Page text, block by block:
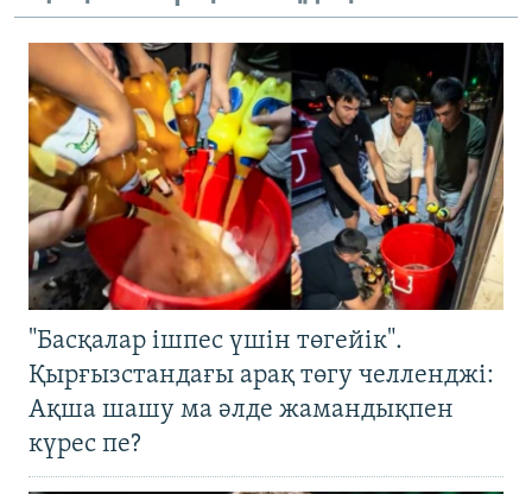
"Басқалар ішпес үшін төгейік".
Қырғызстандағы арақ төгу челленджі:
Ақша шашу ма әлде жамандықпен
күрес пе?